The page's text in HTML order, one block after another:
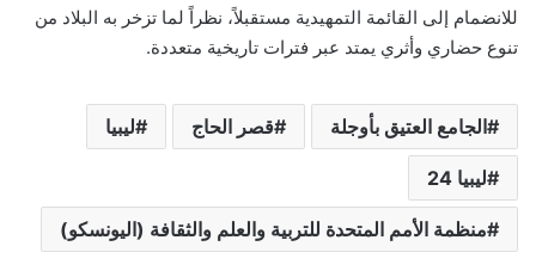
للانضمام إلى القائمة التمهيدية مستقبلاً، نظراً لما تزخر به البلاد من
تنوع حضاري وأثري يمتد عبر فترات تاريخية متعددة.
الجامع العتيق بأوجلة قصر الحاج ليبيا
ليبيا 24
منظمة الأمم المتحدة للتربية والعلم والثقافة (اليونسكو)